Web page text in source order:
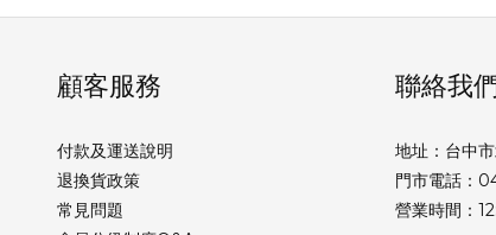
顧客服務
付款及運送說明
退換貨政策
常見問題
聯絡我
地址：台中
門市電話：
營業時間：